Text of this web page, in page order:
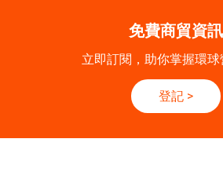
免費商貿資訊
立即訂閱，助你掌握環
登記 >